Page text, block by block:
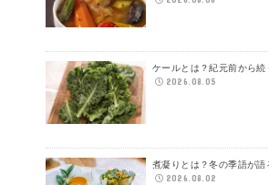
ケールとは？紀元前から
2026.08.05
煮凝りとは？冬の季語が
2026.08.02